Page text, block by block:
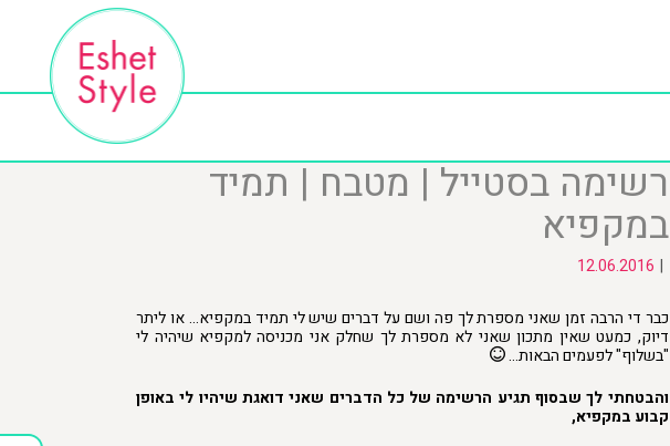
רשימה בסטייל | מטבח | תמיד
במקפיא
|
12.06.2016
כבר די הרבה זמן שאני מספרת לך פה ושם על דברים שיש לי תמיד במקפיא… או ליתר
דיוק, כמעט שאין מתכון שאני לא מספרת לך שחלק אני מכניסה למקפיא שיהיה לי
"בשלוף" לפעמים הבאות…
והבטחתי לך שבסוף תגיע הרשימה של כל הדברים שאני דואגת שיהיו לי באופן
קבוע במקפיא,